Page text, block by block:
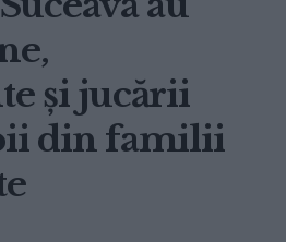
și jucării
din familii